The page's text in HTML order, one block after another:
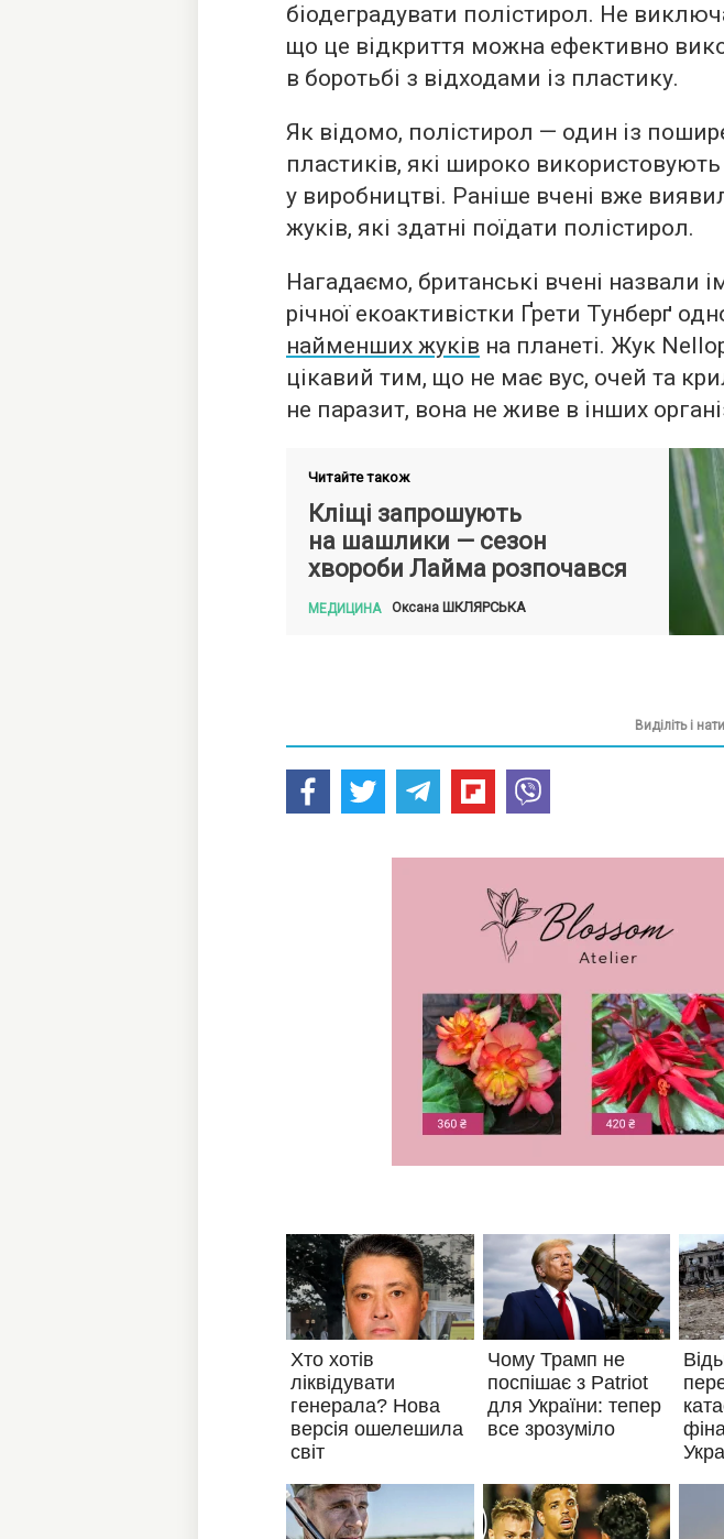
біодеградувати полістирол. Не
що це відкриття можна ефективно
в боротьбі з відходами із пластику.
Як відомо, полістирол — один із
пластиків, які широко використовують
у виробництві. Раніше вчені вже
жуків, які здатні поїдати полістирол.
Нагадаємо, британські вчені назвали
річної екоактивістки Ґрети Тунберґ
найменших жуків на планеті. Жук
цікавий тим, що не має вус, очей та
не паразит, вона не живе в інших
Читайте також
Кліщі запрошують
на шашлики — сезон
хвороби Лайма розпочався
МЕДИЦИНА Оксана ШКЛЯРСЬКА
Виділіть і